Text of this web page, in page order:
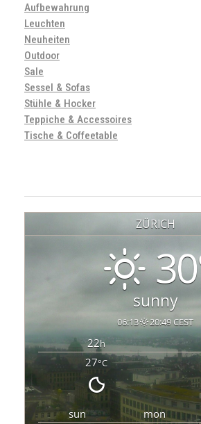
Aufbewahrung
Leuchten
Neuheiten
Outdoor
Sale
Sessel & Sofas
Stühle & Hocker
Teppiche & Accessoires
Tische & Coffeetable
ZÜRICH
sunny
06:13 20:49 CEST
22h
27°C
sun mon